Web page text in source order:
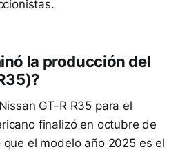
la producción del
GT-R R35 para el
finalizó en octubre de
el modelo año 2025 es el